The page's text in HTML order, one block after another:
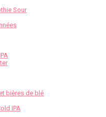
Sour
bières de blé
IPA